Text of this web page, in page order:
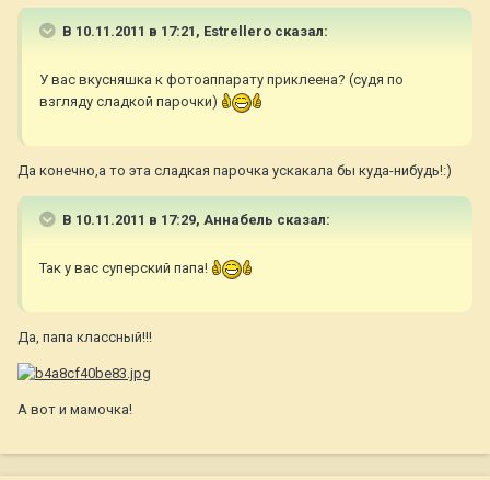
В 10.11.2011 в 17:21, Estrellero сказал:
У вас вкусняшка к фотоаппарату приклеена? (судя по
взгляду сладкой парочки)
Да конечно,а то эта сладкая парочка ускакала бы куда-нибудь!:)
В 10.11.2011 в 17:29, Aннaбель сказал:
Так у вас суперский папа!
Да, папа классный!!!
А вот и мамочка!